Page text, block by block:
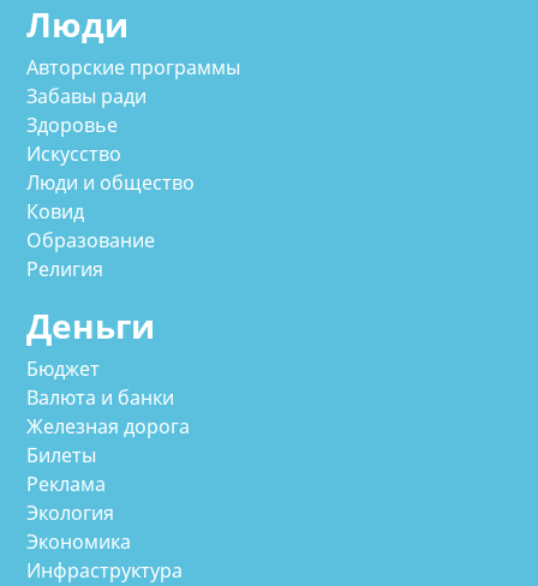
Люди
Авторские программы
Забавы ради
Здоровье
Искусство
Люди и общество
Ковид
Образование
Религия
Деньги
Бюджет
Валюта и банки
Железная дорога
Билеты
Реклама
Экология
Экономика
Инфраструктура